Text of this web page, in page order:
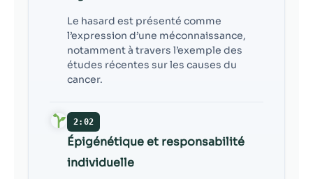
Le hasard est présenté comme
l’expression d’une méconnaissance,
notamment à travers l’exemple des
études récentes sur les causes du
cancer.
2:02
Épigénétique et responsabilité
individuelle